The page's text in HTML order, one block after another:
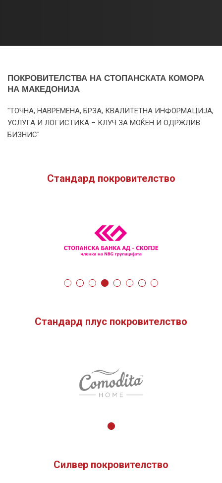
ПОКРОВИТЕЛСТВА НА СТОПАНСКАТА КОМОРА
НА МАКЕДОНИЈА
"ТОЧНА, НАВРЕМЕНА, БРЗА, КВАЛИТЕТНА ИНФОРМАЦИЈА,
УСЛУГА И ЛОГИСТИКА – КЛУЧ ЗА МОЌЕН И ОДРЖЛИВ
БИЗНИС"
Стандард покровителство
Стандард плус покровителство
Силвер покровителство